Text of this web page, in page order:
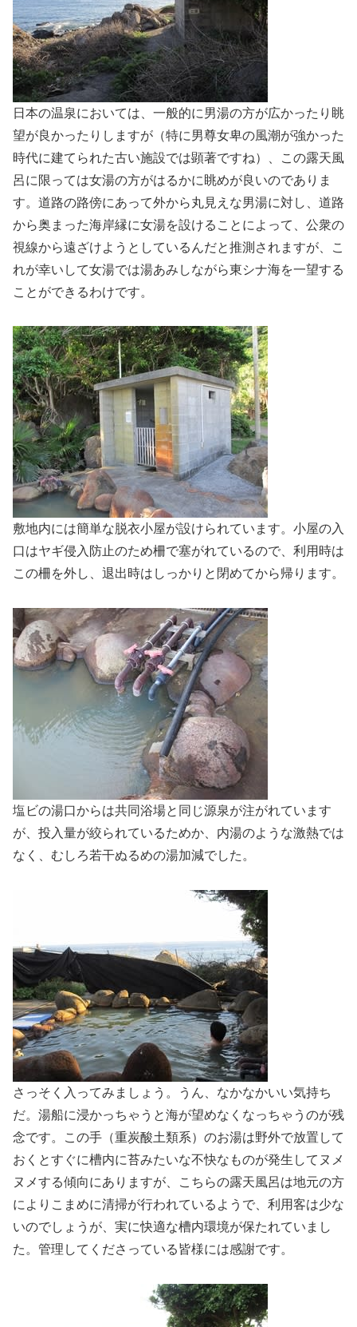
日本の温泉においては、一般的に男湯の方が広かったり眺
望が良かったりしますが（特に男尊女卑の風潮が強かった
時代に建てられた古い施設では顕著ですね）、この露天風
呂に限っては女湯の方がはるかに眺めが良いのでありま
す。道路の路傍にあって外から丸見えな男湯に対し、道路
から奥まった海岸縁に女湯を設けることによって、公衆の
視線から遠ざけようとしているんだと推測されますが、こ
れが幸いして女湯では湯あみしながら東シナ海を一望する
ことができるわけです。
敷地内には簡単な脱衣小屋が設けられています。小屋の入
口はヤギ侵入防止のため柵で塞がれているので、利用時は
この柵を外し、退出時はしっかりと閉めてから帰ります。
塩ビの湯口からは共同浴場と同じ源泉が注がれています
が、投入量が絞られているためか、内湯のような激熱では
なく、むしろ若干ぬるめの湯加減でした。
さっそく入ってみましょう。うん、なかなかいい気持ち
だ。湯船に浸かっちゃうと海が望めなくなっちゃうのが残
念です。この手（重炭酸土類系）のお湯は野外で放置して
おくとすぐに槽内に苔みたいな不快なものが発生してヌメ
ヌメする傾向にありますが、こちらの露天風呂は地元の方
によりこまめに清掃が行われているようで、利用客は少な
いのでしょうが、実に快適な槽内環境が保たれていまし
た。管理してくださっている皆様には感謝です。